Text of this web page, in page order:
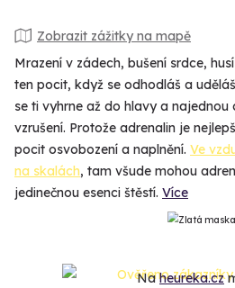
Zobrazit zážitky na mapě
Mrazení v zádech, bušení srdce,
ten pocit, když se odhodláš a
se ti vyhrne až do hlavy a najednou
vzrušení. Protože adrenalin je
pocit osvobození a naplnění. Ve
na skalách, tam všude mohou
jedinečnou esenci štěstí. Více
Naheureka.cz